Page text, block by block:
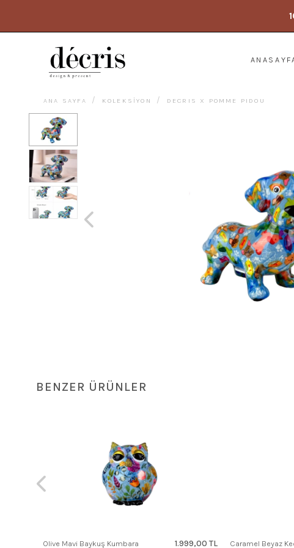
ANA SAYFA KOLEKSİYON DECRIS X POMME PIDOU
BENZER ÜRÜNLER
Olive Mavi Baykuş Kumbara 1.999,00 TL Caramel Beyaz